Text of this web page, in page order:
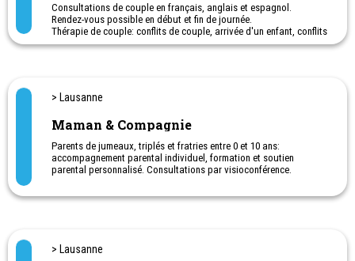
décisions, en favorisant ainsi un dialogue constructif et
respectueux avec votre partenaire.
La consultation de couple prend en compte votre contexte
Ligne directe Consultation couple et famille CSP Vaud: 021
560 60 70
Horaires : sur rendez-vous, le lundi
Consultations de couple en français, anglais et espagnol.
Rendez-vous possible en début et fin de journée.
Thérapie de couple: conflits de couple, arrivée d'un enfant, conflits
au sujet de l'argent...
> Lausanne
Maman & Compagnie
Parents de jumeaux, triplés et fratries entre 0 et 10 ans:
accompagnement parental individuel, formation et soutien
parental personnalisé. Consultations par visioconférence.
> Lausanne